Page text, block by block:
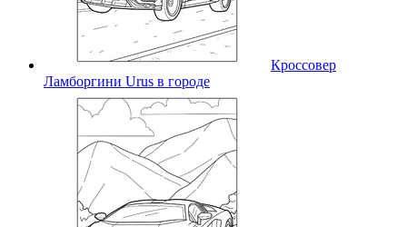
Кроссовер
Ламборгини Urus в городе